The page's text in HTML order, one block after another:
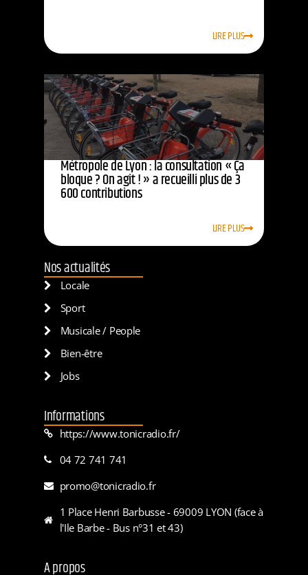
LIRE PLUS
Métropole de Lyon : la consultation « Ça
bloque ? On agit ! » a recueilli plus de 3
600 contributions
LIRE PLUS
Nos actualités
Locale
Sport
Musicale / People
Bien-être
Jobs
Informations
https://www.tonicradio.fr/
04 72 741 741
promo@tonicradio.fr
1 Place Henri Barbusse - 69009 LYON (face à
l'Ile Barbe - Bus n°31 et 43)
A propos